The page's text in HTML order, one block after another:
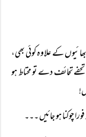
کے علاوہ کوئی بھی،
تحائف دے تو محتاط ہو
چوکنا ہو جائیں ۔۔۔